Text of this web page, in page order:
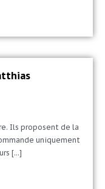
Ils proposent de la
uniquement
[...]